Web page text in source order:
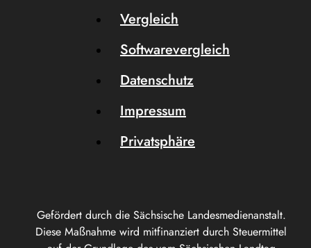
Gefördert durch die Sächsische Landesmedienanstalt.
Diese Maßnahme wird mitfinanziert durch Steuermittel
Vergleich
Softwarevergleich
Datenschutz
Impressum
Privatsphäre